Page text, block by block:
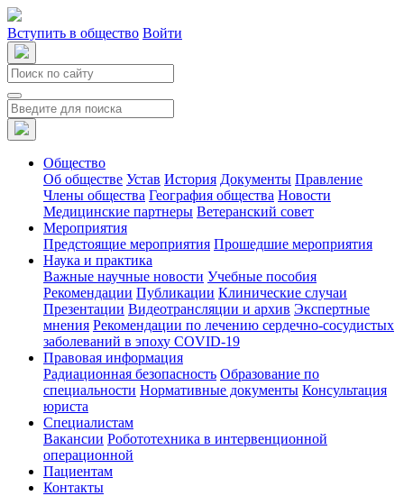
Вступить в общество Войти
Общество
Об обществе Устав История Документы Правление
Члены общества География общества Новости
Медицинские партнеры Ветеранский совет
Мероприятия
Предстоящие мероприятия Прошедшие мероприятия
Наука и практика
Важные научные новости Учебные пособия
Рекомендации Публикации Клинические случаи
Презентации Видеотрансляции и архив Экспертные
мнения Рекомендации по лечению сердечно-сосудистых
заболеваний в эпоху COVID-19
Правовая информация
Радиационная безопасность Образование по
специальности Нормативные документы Консультация
юриста
Специалистам
Вакансии Робототехника в интервенционной
операционной
Пациентам
Контакты